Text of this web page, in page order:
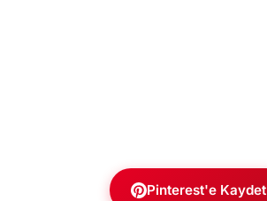
Pinterest'e Kaydet